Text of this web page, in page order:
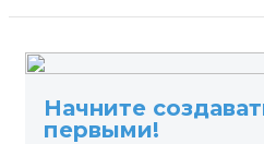
Начните
первыми!